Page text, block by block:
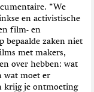
“We
en activistische
film- en
bepaalde zaken niet
met makers,
over hebben: wat
wat moet er
krijg je ontmoeting